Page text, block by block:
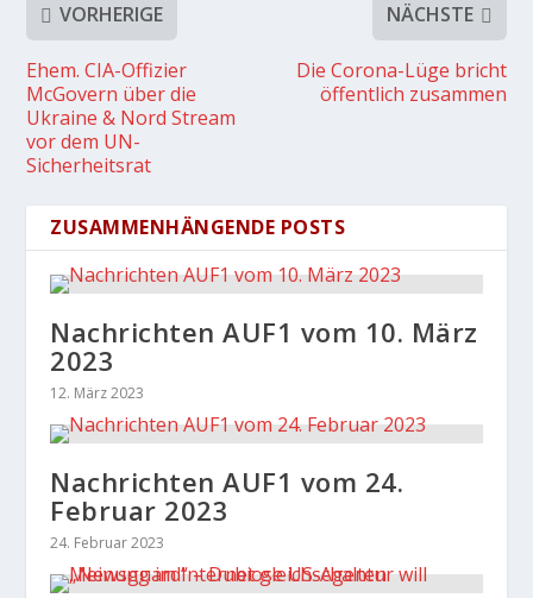
VORHERIGE
Ehem. CIA-Offizier
McGovern über die
Ukraine & Nord Stream
vor dem UN-
Sicherheitsrat
NÄCHSTE
Die Corona-Lüge bricht
öffentlich zusammen
ZUSAMMENHÄNGENDE POSTS
Nachrichten AUF1 vom 10. März
2023
12. März 2023
Nachrichten AUF1 vom 24.
Februar 2023
24. Februar 2023